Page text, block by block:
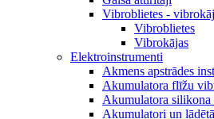
Vibroblietes -
Vibroblietes
Vibrokājas
Elektroinstrumenti
Akmens apstrādes
Akumulatora flīžu
Akumulatora silikona
Akumulatori un